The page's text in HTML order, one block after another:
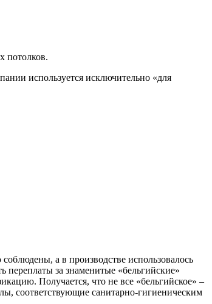
потолков.
используется исключительно «для
а в производстве использовалось
переплаты за знаменитые «бельгийские»
Получается, что не все «бельгийское» –
соответствующие санитарно-гигиеническим